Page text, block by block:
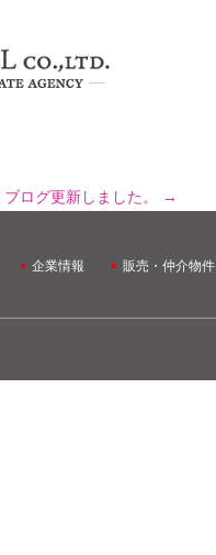
ブログ更新しました。 →
企業情報 販売・仲介物件